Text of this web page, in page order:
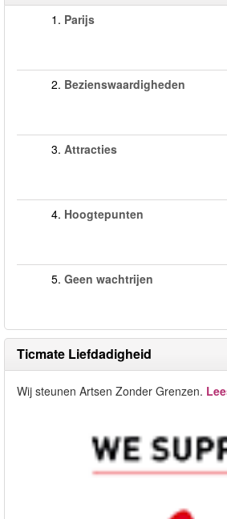
1. Parijs
2. Bezienswaardigheden
3. Attracties
4. Hoogtepunten
5. Geen wachtrijen
Ticmate Liefdadigheid
Wij steunen Artsen Zonder Grenzen.